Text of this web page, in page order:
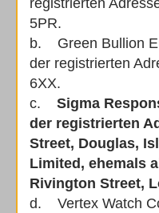
registrierten
5PR.
b. Green Bullion
der registrierten
6XX.
c.
Sigma
der registrierten
Street, Douglas,
Limited, ehemals
Rivington Street,
d. Vertex Watch